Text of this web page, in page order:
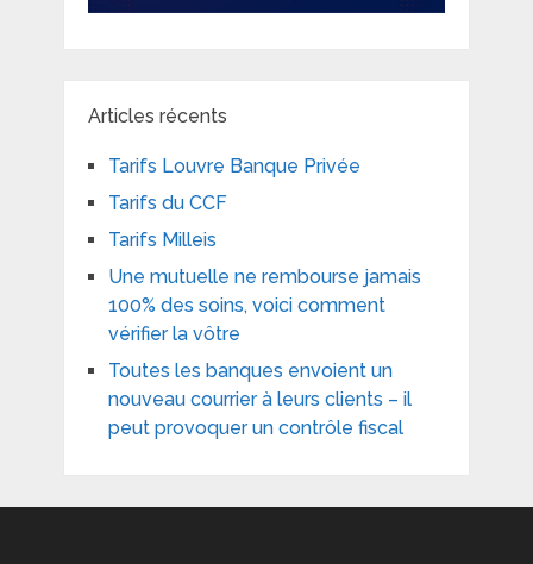
Articles récents
Tarifs Louvre Banque Privée
Tarifs du CCF
Tarifs Milleis
Une mutuelle ne rembourse jamais
100% des soins, voici comment
vérifier la vôtre
Toutes les banques envoient un
nouveau courrier à leurs clients – il
peut provoquer un contrôle fiscal